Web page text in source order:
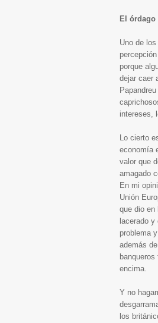
El
Uno de
porque
dejar caer
intereses,
Lo cierto
economía
valor que
amagado
En mi
Unión
que dio en
lacerado
problema
además
encima.
Y no
los